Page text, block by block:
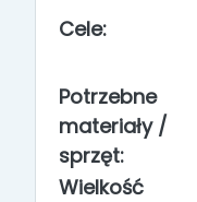
Cele:
Potrzebne
materiały /
sprzęt:
Wielkość